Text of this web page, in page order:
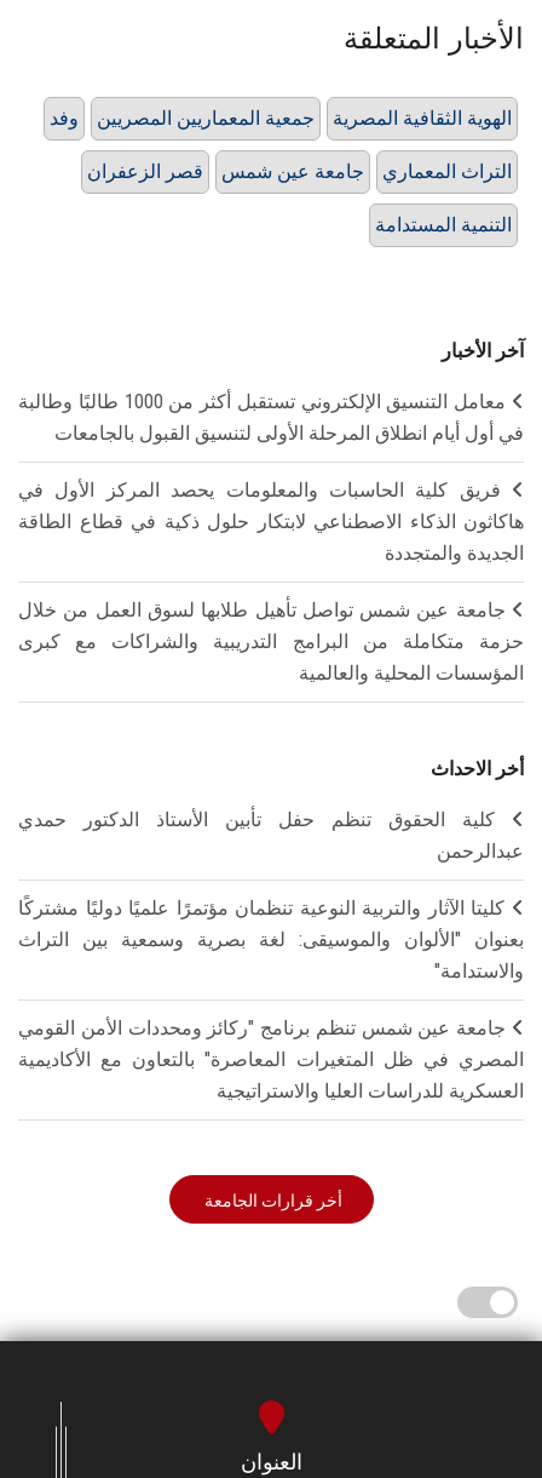
الأخبار المتعلقة
وفد جمعية المعماريين المصريين الهوية الثقافية المصرية
قصر الزعفران جامعة عين شمس التراث المعماري
التنمية المستدامة
آخر الأخبار
معامل التنسيق الإلكتروني تستقبل أكثر من 1000 طالبًا وطالبة
في أول أيام انطلاق المرحلة الأولى لتنسيق القبول بالجامعات
فريق كلية الحاسبات والمعلومات يحصد المركز الأول في
هاكاثون الذكاء الاصطناعي لابتكار حلول ذكية في قطاع الطاقة
الجديدة والمتجددة
جامعة عين شمس تواصل تأهيل طلابها لسوق العمل من خلال
حزمة متكاملة من البرامج التدريبية والشراكات مع كبرى
المؤسسات المحلية والعالمية
أخر الاحداث
كلية الحقوق تنظم حفل تأبين الأستاذ الدكتور حمدي
عبدالرحمن
كليتا الآثار والتربية النوعية تنظمان مؤتمرًا علميًا دوليًا مشتركًا
بعنوان "الألوان والموسيقى: لغة بصرية وسمعية بين التراث
والاستدامة"
جامعة عين شمس تنظم برنامج "ركائز ومحددات الأمن القومي
المصري في ظل المتغيرات المعاصرة" بالتعاون مع الأكاديمية
العسكرية للدراسات العليا والاستراتيجية
أخر قرارات الجامعة
العنوان